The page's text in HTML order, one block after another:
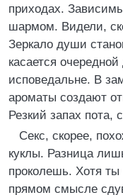
приходах.
шармом. Видели,
Зеркало души
касается
исповедальне. В
ароматы создают
Резкий запах пота,
Секс, скорее,
куклы. Разница
проколешь. Хотя ты
прямом смысле